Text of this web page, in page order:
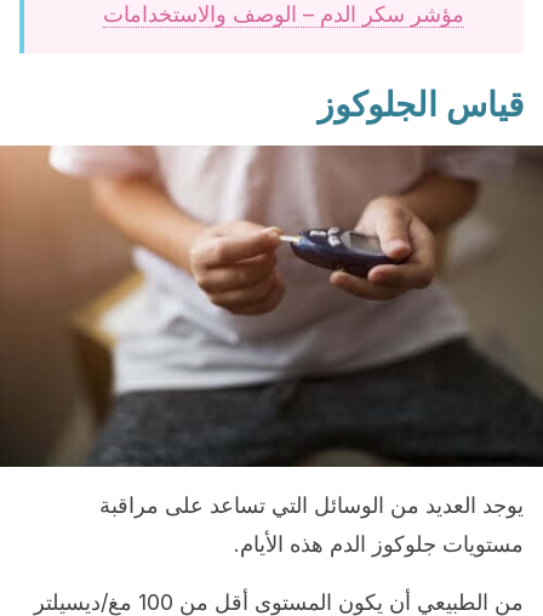
مؤشر سكر الدم – الوصف والاستخدامات
قياس الجلوكوز
يوجد العديد من الوسائل التي تساعد على مراقبة
مستويات جلوكوز الدم هذه الأيام.
من الطبيعي أن يكون المستوى أقل من 100 مغ/ديسيلتر